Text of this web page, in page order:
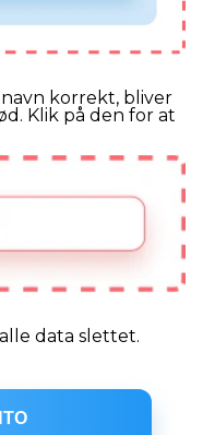
korrekt, bliver
Klik på den for at
data slettet.